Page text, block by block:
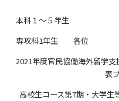
本科１～５年生
専攻科1年生 各位
2021年度官民協働海外留学
表
高校生コース第7期・大学生